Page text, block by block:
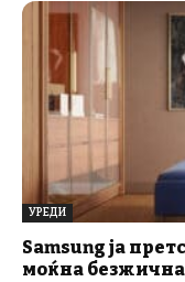
УРЕДИ
Samsung ја
моќна